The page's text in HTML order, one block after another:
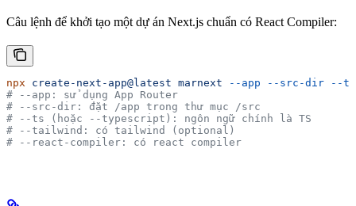
Câu lệnh để khởi tạo một dự án Next.js chuẩn có React Compiler:
npx create-next-app@latest marnext --app --src-dir --ts
# --app: sử dụng App Router
# --src-dir: đặt /app trong thư mục /src
# --ts (hoặc --typescript): ngôn ngữ chính là TS
# --tailwind: có tailwind (optional)
# --react-compiler: có react compiler